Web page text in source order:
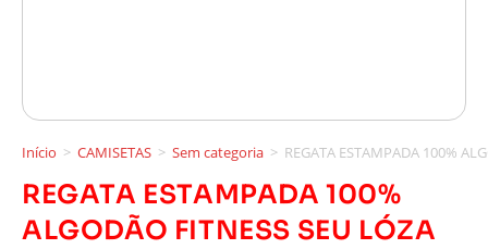
Início > CAMISETAS > Sem categoria > REGATA ESTAMPADA 100%
REGATA ESTAMPADA 100%
ALGODÃO FITNESS SEU LÓZA